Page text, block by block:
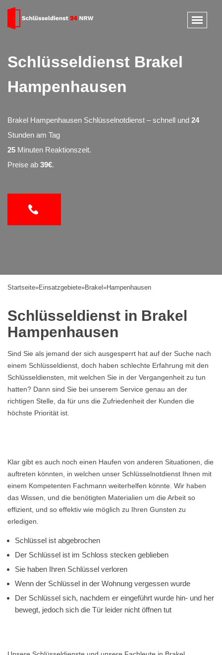
Schlüsseldienst Brakel
Hampenhausen
Brakel Hampenhausen Schlüsselnotdienst – schnell und 24
Stunden am Tag
25 Minuten Reaktionszeit.
Preise ab 39€.
Startseite»Einsatzgebiete»Brakel »Hampenhausen
Schlüsseldienst in Brakel
Hampenhausen
Sind Sie als jemand der sich ausgesperrt hat auf der Suche nach
einem Schlüsseldienst, doch haben schlechte Erfahrung mit den
Schlüsseldiensten, mit welchen Sie in der Vergangenheit zu tun
hatten? Dann sind Sie bei unserem Service genau an der
richtigen Stelle, da für uns die Zufriedenheit der Kunden die
höchste Priorität ist.
Klar gibt es auch noch einen Haufen von anderen Situationen, die
auftreten könnten, in welchen unser Schlüsselnotdienst Ihnen mit
einem Kompetenten Fachmann weiterhelfen könnte. Wir haben
das Wissen, und die benötigten Materialien um die Arbeit so
effizient, und so effektiv wie möglich zu Ihren Gunsten zu
erledigen.
Schlüssel ist abgebrochen
Der Schlüssel ist im Schloss stecken geblieben
Sie haben Ihren Schlüssel verloren
Wenn der Schlüssel in der Wohnung vergessen wurde
Der Schlüssel sich, nachdem er eingeführt wurde hin- und her
bewegt, jedoch sich die Tür leider nicht öffnen tut